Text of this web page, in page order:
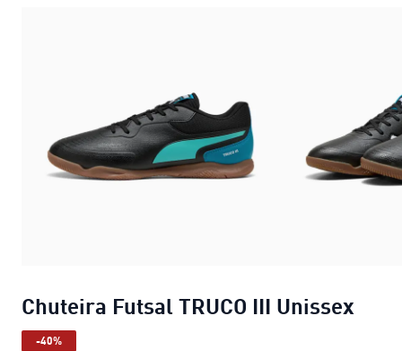
Chuteira Futsal TRUCO III Unissex
-40%